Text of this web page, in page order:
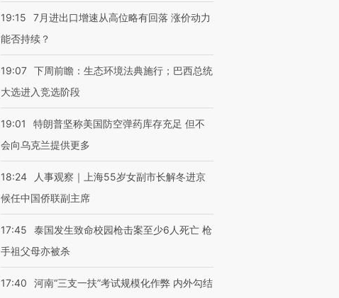
19:15
7月进出口增速从高位略有回落 涨价动力
能否持续？
19:07 下周前瞻：生态环境法典施行；巴西总统
大选进入竞选阶段
19:01
特朗普坚称美国防空弹药库存充足 但不
会向乌克兰提供更多
18:24
人事观察｜上海55岁女副市长解冬进京
候任中国侨联副主席
17:45
泰国发生致命校园枪击案至少6人死亡 枪
手祖父母亦被杀
17:40 河南“三支一扶”考试规模化作弊 内外勾结